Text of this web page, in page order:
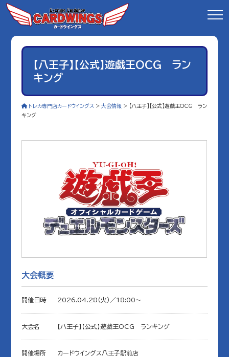
【八王子】【公式】遊戯王OCG ラン
キング
トレカ専門店カードウイングス >大会情報 > 【八王子】【公式】遊戯王OCG ラン
キング
大会概要
開催日時 2026.04.28(火)／18:00〜
大会名 【八王子】【公式】遊戯王OCG ランキング
開催場所 カードウイングス八王子駅前店